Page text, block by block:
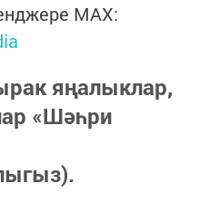
MАХ:
яңалыклар,
«Шәһри